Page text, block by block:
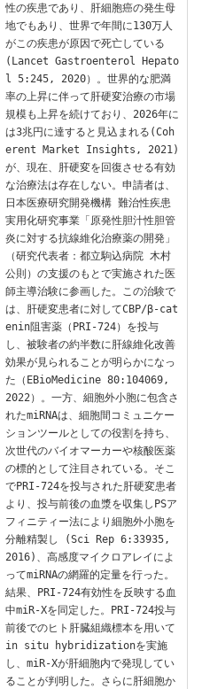
性の疾患であり、肝細胞癌の発生母
地でもあり、世界で年間に130万人
がこの疾患が原因で死亡している
(Lancet Gastroenterol Hepato
l 5:245, 2020）。世界的な肥満
率の上昇に伴って肝硬変治療の市場
規模も上昇を続けており、2026年に
は3兆円に達すると見込まれる(Coh
erent Market Insights, 2021)
が、現在、肝硬変を回復させる有効
な治療法は存在しない。申請者は、
日本医療研究開発機構 難治性疾患
実用化研究事業「原発性胆汁性胆管
炎に対する抗線維化治療薬の開発」
（研究代表者：都立駒込病院 木村
公則）の支援のもとで実施された医
師主導治験に参画した。この治験で
は、肝硬変患者に対してCBP/β-cat
enin阻害薬（PRI-724）を投与
し、被験者の約半数に肝線維化改善
効果が見られることが明らかになっ
た（EBioMedicine 80:104069,
2022）。一方、細胞外小胞に包含さ
れたmiRNAは、細胞間コミュニケー
ションツールとしての役割を持ち、
次世代のバイオマーカーや核酸医薬
の標的として注目されている。そこ
でPRI-724を投与された肝硬変患者
より、投与前後の血漿を収集しPSア
フィニティー法により細胞外小胞を
分離精製し (Sci Rep 6:33935,
2016)、高感度マイクロアレイによ
ってmiRNAの網羅的定量を行った。
結果、PRI-724有効性を反映する血
中miR-Xを同定した。PRI-724投与
前後でのヒト肝臓組織標本を用いて
in situ hybridizationを実施
し、miR-Xが肝細胞内で発現してい
ることが判明した。さらに肝細胞か